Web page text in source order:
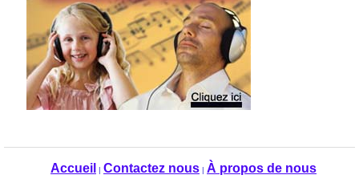
Accueil | Contactez nous | À propos de nous